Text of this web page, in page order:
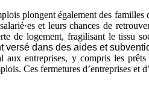
plongent également des
et leurs chances de
de logement, fragilisant le tissu
dans des aides et
entreprises, y compris les
Ces fermetures d’entreprises